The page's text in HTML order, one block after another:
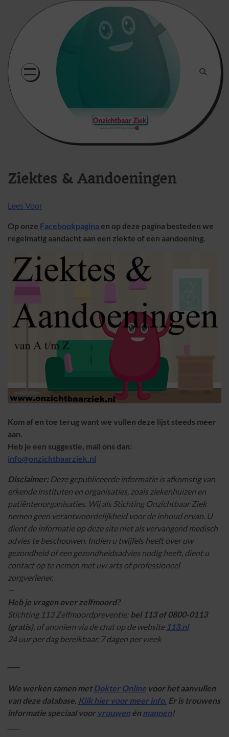
content
Ziektes & Aandoeningen
Lees Voor
Op onze Facebookpagina en op deze pagina besteden we
regelmatig aandacht aan een ziekte of een aandoening.
Kom af en toe terug want we vullen deze lijst steeds meer
aan.
Heb je een suggestie, mail ons dan:
info@onzichtbaarziek.nl
Disclaimer:Deze gepubliceerde informatie is afkomstig van
erkende instituten en organisaties, zoals ziekenhuizen en
patiëntenorganisaties. Wij als Stichting Onzichtbaar Ziek
nemen geen verantwoordelijkheid voor de inhoud ervan. U
dient de informatie op deze site niet als vervangend medisch
advies te beschouwen. Indien u twijfels heeft over uw
gezondheid of een gezondheidsadvies nodig heeft, dient u
contact op te nemen met uw arts of professioneel
zorgverlener.
—
Heb je vragen over zelfmoord?
Stichting 113 Zelfmoordpreventie:bel 113 of 0800-0113
(gratis), of anoniem via de chat op de website 113.nl
24 uur per dag bereikbaar, 7 dagen per week
We werken samen metDokter Online voor het aanvullen
van deze database. Klik hier voor meer info. Er is trouwens
informatie speciaal voor vrouwenénmannen!